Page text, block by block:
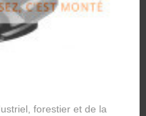
forestier et de la